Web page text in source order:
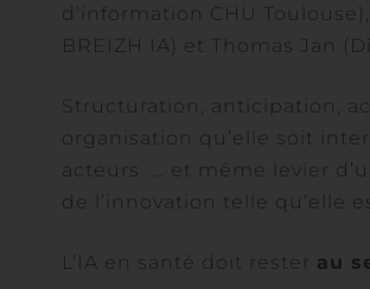
d’information CHU
BREIZH IA) et Thomas Jan
Structuration, anticipation,
organisation qu’elle soit
acteurs … et même levier
de l’innovation telle qu’elle
L’IA en santé doit rester au